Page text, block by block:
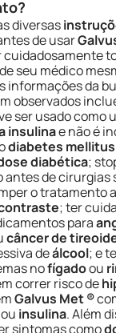
diversas
de usar
de seu médico
informações da
observados
ser usado como
insulinae não é
diabetes mellitus
diabética;
de cirurgias
o tratamento
; ter
para
câncer de
deálcool; e
nofígadoou
correr risco de
Galvus Met ®
ou insulina. Além
sintomas como